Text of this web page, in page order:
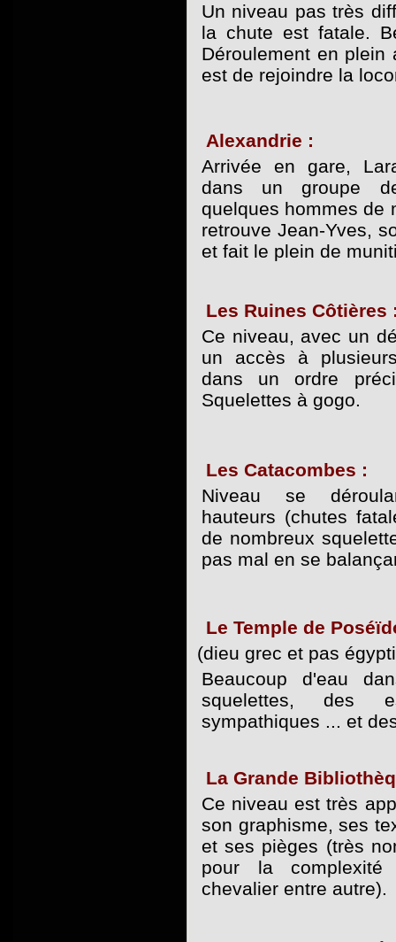
Un niveau pas très
la chute est fatale.
Déroulement en
est de rejoindre la
Alexandrie :
Arrivée en gare,
dans un groupe
quelques hommes de
retrouve Jean-Yves,
et fait le plein de
Les Ruines Côtières
Ce niveau, avec un
un accès à
dans un ordre
Squelettes à gogo.
Les Catacombes :
Niveau se
hauteurs (chutes
de nombreux
pas mal en se
Le Temple de
(dieu grec et pas
Beaucoup d'eau
squelettes, des
sympathiques ... et
La Grande
Ce niveau est très
son graphisme, ses
et ses pièges (très
pour la
chevalier entre autre).